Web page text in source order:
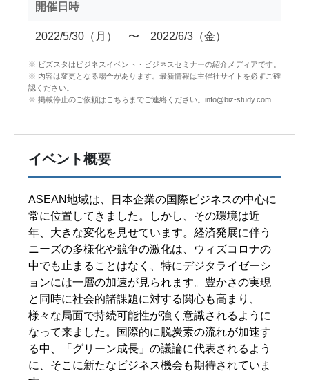
開催日時
2022/5/30（月） 〜 2022/6/3（金）
※ ビズスタはビジネスイベント・ビジネスセミナーの紹介メディアです。
※ 内容は変更となる場合があります。最新情報は主催社サイトを必ずご確
認ください。
※ 掲載停止のご依頼はこちらまでご連絡ください。info@biz-study.com
イベント概要
ASEAN地域は、日本企業の国際ビジネスの中心に
常に位置してきました。しかし、その環境は近
年、大きな変化を見せています。経済発展に伴う
ニーズの多様化や競争の激化は、ウィズコロナの
中でも止まることはなく、特にデジタライゼーシ
ョンには一層の加速が見られます。豊かさの実現
と同時に社会的諸課題に対する関心も高まり、
様々な局面で持続可能性が強く意識されるように
なって来ました。国際的に脱炭素の流れが加速す
る中、「グリーン成長」の議論に代表されるよう
に、そこに新たなビジネス機会も期待されていま